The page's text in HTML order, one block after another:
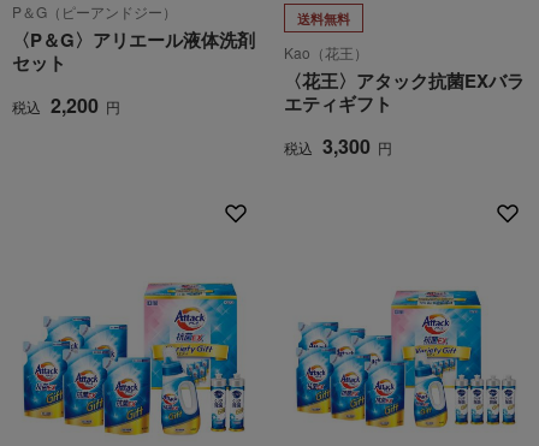
P＆G（ピーアンドジー）
〈P＆G〉アリエール液体洗剤
セット
税込 2,200 円
送料無料
Kao（花王）
〈花王〉アタック抗菌EXバラ
エティギフト
税込 3,300 円